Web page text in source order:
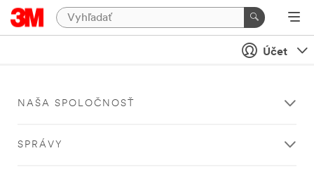
Účet
NAŠA SPOLOČNOSŤ
SPRÁVY